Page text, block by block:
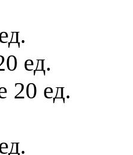
ед.
20 ед.